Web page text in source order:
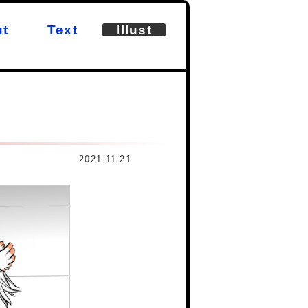
Text Illust
2021.11.21